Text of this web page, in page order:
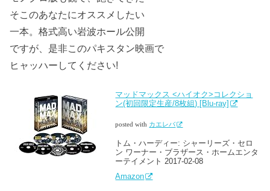
そこのあなたにオススメしたい
一本。格式高い岩波ホール公開
ですが、是非このパキスタン映画で
ヒャッハーしてください!
マッドマックス <ハイオク>コレクショ
ン(初回限定生産/8枚組) [Blu-ray]
posted with カエレバ
トム・ハーディー: シャーリーズ・セロ
ン ワーナー・ブラザース・ホームエンタ
ーテイメント 2017-02-08
Amazon